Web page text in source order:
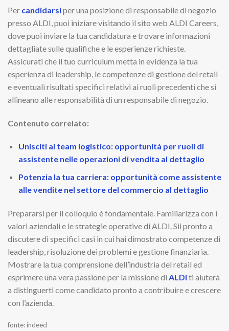
Per candidarsiper una posizione di responsabile di negozio
presso ALDI, puoi iniziare visitando il sito web ALDI Careers,
dove puoi inviare la tua candidatura e trovare informazioni
dettagliate sulle qualifiche e le esperienze richieste.
Assicurati che il tuo curriculum metta in evidenza la tua
esperienza di leadership, le competenze di gestione del retail
e eventuali risultati specifici relativi ai ruoli precedenti che si
allineano alle responsabilità di un responsabile di negozio.
Contenuto correlato:
Unisciti al team logistico: opportunità per ruoli di
assistente nelle operazioni di vendita al dettaglio
Potenzia la tua carriera: opportunità come assistente
alle vendite nel settore del commercio al dettaglio
Prepararsi per il colloquio è fondamentale. Familiarizza con i
valori aziendali e le strategie operative di ALDI. Sii pronto a
discutere di specifici casi in cui hai dimostrato competenze di
leadership, risoluzione dei problemi e gestione finanziaria.
Mostrare la tua comprensione dell’industria del retail ed
esprimere una vera passione per la missione di ALDI ti aiuterà
a distinguerti come candidato pronto a contribuire e crescere
con l’azienda.
fonte: indeed